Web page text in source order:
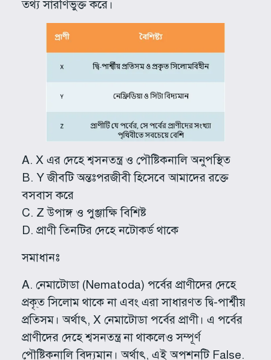
তথ্য সারণিভুক্ত করে।
A. X এর দেহে শ্বসনতন্ত্র ও পৌষ্টিকনালি অনুপস্থিত
B. Y জীবটি অন্তঃপরজীবী হিসেবে আমাদের রক্তে
বসবাস করে
C. Z উপাঙ্গ ও পুঞ্জাক্ষি বিশিষ্ট
D. প্রাণী তিনটির দেহে নটোকর্ড থাকে
সমাধানঃ
A. নেমাটোডা (Nematoda) পর্বের প্রাণীদের দেহে
প্রকৃ্ত সিলোম থাকে না এবং এরা সাধারণত দ্বি-পার্শ্বীয়
প্রতিসম। অর্থাৎ, X নেমাটোডা পর্বের প্রাণী। এ পর্বের
প্রাণীদের দেহে শ্বসনতন্ত্র না থাকলেও সম্পূর্ণ
পৌষ্টিকনালি বিদ্যমান। অর্থাৎ, এই অপশনটি False.